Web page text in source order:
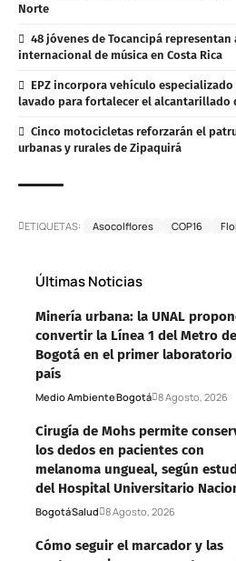
Norte
48 jóvenes de Tocancipá representan
internacional de música en Costa Rica
EPZ incorpora vehículo
lavado para fortalecer el alcantarillado
Cinco motocicletas reforzarán el
urbanas y rurales de Zipaquirá
ETIQUETAS: Asocolflores COP16
Últimas Noticias
Minería urbana: la UNAL
convertir la Línea 1 del Metro de
Bogotá en el primer laboratorio
país
Medio AmbienteBogotá 8 Agosto, 2026
Cirugía de Mohs permite
los dedos en pacientes con
melanoma ungueal, según
del Hospital Universitario
BogotáSalud 8 Agosto, 2026
Cómo seguir el marcador y las